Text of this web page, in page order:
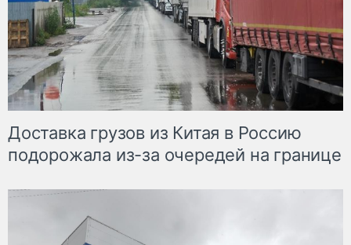
Доставка грузов из Китая в Россию
подорожала из-за очередей на границе